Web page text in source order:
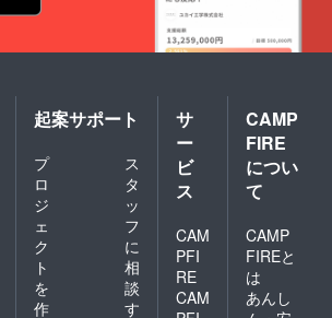
画像は
トップ
ページ
認くだ
さい。
起案サポート
プ
ロ
ジ
ェ
ク
ト
を
作
ス
タ
ッ
フ
に
相
談
す
サ
ー
ビ
ス
CAM
PFI
RE
CAM
CAMP
FIRE
につい
て
CAMP
FIREと
は
あんし